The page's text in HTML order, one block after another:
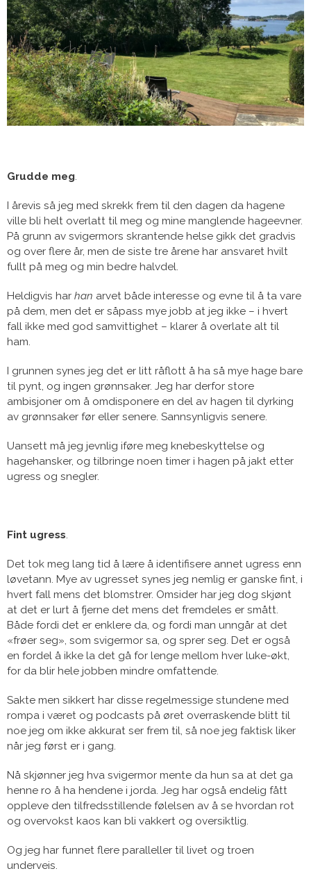
Grudde meg.
I årevis så jeg med skrekk frem til den dagen da hagene
ville bli helt overlatt til meg og mine manglende hageevner.
På grunn av svigermors skrantende helse gikk det gradvis
og over flere år, men de siste tre årene har ansvaret hvilt
fullt på meg og min bedre halvdel.
Heldigvis har han arvet både interesse og evne til å ta vare
på dem, men det er såpass mye jobb at jeg ikke – i hvert
fall ikke med god samvittighet – klarer å overlate alt til
ham.
I grunnen synes jeg det er litt råflott å ha så mye hage bare
til pynt, og ingen grønnsaker. Jeg har derfor store
ambisjoner om å omdisponere en del av hagen til dyrking
av grønnsaker før eller senere. Sannsynligvis senere.
Uansett må jeg jevnlig iføre meg knebeskyttelse og
hagehansker, og tilbringe noen timer i hagen på jakt etter
ugress og snegler.
Fint ugress.
Det tok meg lang tid å lære å identifisere annet ugress enn
løvetann. Mye av ugresset synes jeg nemlig er ganske fint, i
hvert fall mens det blomstrer. Omsider har jeg dog skjønt
at det er lurt å fjerne det mens det fremdeles er smått.
Både fordi det er enklere da, og fordi man unngår at det
«frøer seg», som svigermor sa, og sprer seg. Det er også
en fordel å ikke la det gå for lenge mellom hver luke-økt,
for da blir hele jobben mindre omfattende.
Sakte men sikkert har disse regelmessige stundene med
rompa i været og podcasts på øret overraskende blitt til
noe jeg om ikke akkurat ser frem til, så noe jeg faktisk liker
når jeg først er i gang.
Nå skjønner jeg hva svigermor mente da hun sa at det ga
henne ro å ha hendene i jorda. Jeg har også endelig fått
oppleve den tilfredsstillende følelsen av å se hvordan rot
og overvokst kaos kan bli vakkert og oversiktlig.
Og jeg har funnet flere paralleller til livet og troen
underveis.